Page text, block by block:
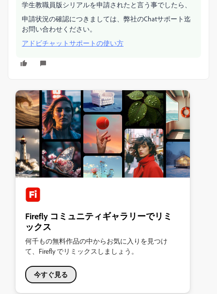
学生教職員版シリアルを申請されたと言う事でしたら、
申請状況の確認につきましては、弊社のChatサポート迄
お問い合わせください。
アドビチャットサポートの使い方
Firefly コミュニティギャラリーでリミ
ックス
何千もの無料作品の中からお気に入りを見つけ
て、Firefly でリミックスしましょう。
今すぐ見る